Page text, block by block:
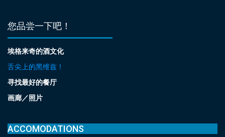
您品尝一下吧！
埃格来奇的酒文化
舌尖上的黑维兹！
寻找最好的餐厅
画廊／照片
ACCOMODATIONS